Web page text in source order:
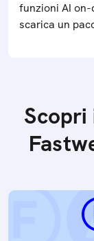
funzioni AI on-
scarica un